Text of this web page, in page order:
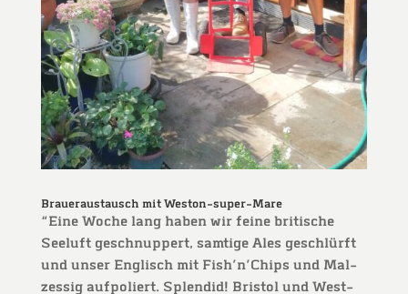
Brau­er­aus­tausch mit Weston-super-Mare
“Eine Woche lang haben wir fei­ne bri­ti­sche
See­luft geschnup­pert, sam­ti­ge Ales geschlürft
und unser Eng­lisch mit Fish’n’Chips und Mal­
zes­sig auf­po­liert. Sple­ndid! Bris­tol und Wes­t­